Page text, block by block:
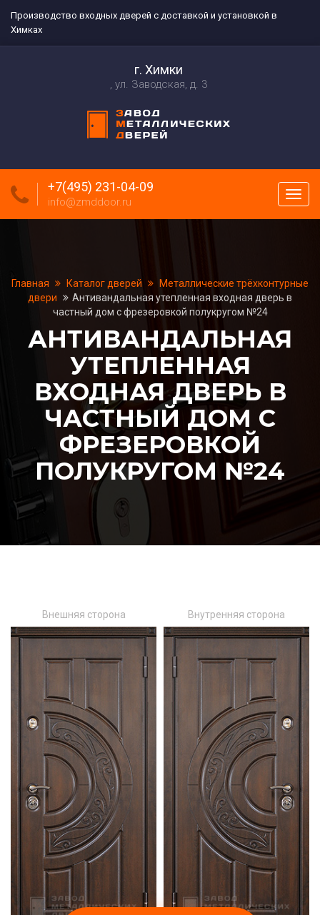
Производство входных дверей с доставкой и установкой в
Химках
г. Химки
ул. Заводская, д. 3
меню
+7(495) 231-04-09
info@zmddoor.ru
Главная Каталог дверей
Металлические трёхконтурные
двери
Антивандальная утепленная входная дверь в
частный дом с фрезеровкой полукругом №24
АНТИВАНДАЛЬНАЯ
УТЕПЛЕННАЯ
ВХОДНАЯ ДВЕРЬ В
ЧАСТНЫЙ ДОМ С
ФРЕЗЕРОВКОЙ
ПОЛУКРУГОМ №24
Внешняя сторона Внутренняя сторона